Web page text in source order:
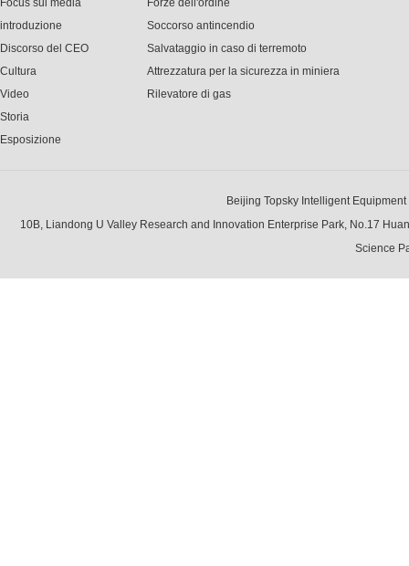
Focus sui media
introduzione
Discorso del CEO
Cultura
Video
Storia
Esposizione
Forze dell'ordine
Soccorso antincendio
Salvataggio in caso di terremoto
Attrezzatura per la sicurezza in miniera
Rilevatore di gas
Beijing Topsky Intelligent
10B, Liandong U Valley Research and Innovation Enterprise Park, No.17
Science